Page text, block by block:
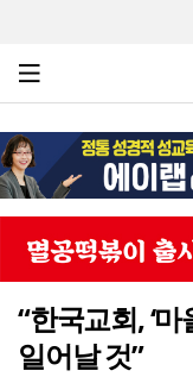
“한국교회, ‘
일어날 것”